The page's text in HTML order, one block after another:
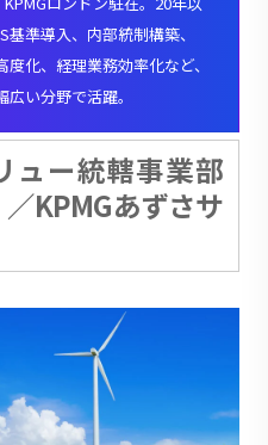
準導入、内部統制構築、
化、経理業務効率化など、
い分野で活躍。
ュー統轄事業部
／KPMGあずさサ